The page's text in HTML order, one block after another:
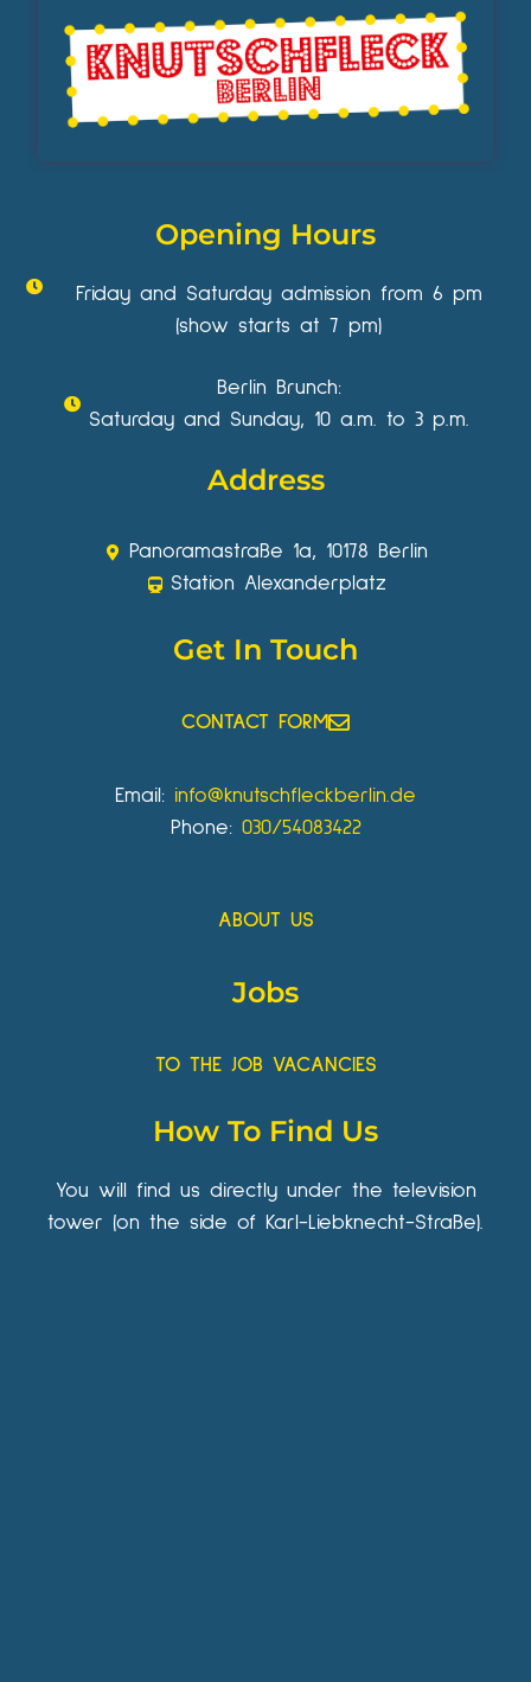
Opening Hours
Friday and Saturday admission from 6 pm
(show starts at 7 pm)
Berlin Brunch:
Saturday and Sunday, 10 a.m. to 3 p.m.
Address
Panoramastraße 1a, 10178 Berlin
Station Alexanderplatz
Get In Touch
CONTACT FORM
Email: info@knutschfleckberlin.de
Phone: 030/54083422
ABOUT US
Jobs
TO THE JOB VACANCIES
How To Find Us
You will find us directly under the television
tower (on the side of Karl-Liebknecht-Straße).